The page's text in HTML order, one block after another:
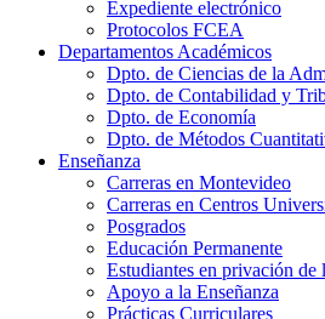
Expediente electrónico
Protocolos FCEA
Departamentos Académicos
Dpto. de Ciencias de la
Dpto. de Contabilidad y
Dpto. de Economía
Dpto. de Métodos
Enseñanza
Carreras en Montevideo
Carreras en Centros
Posgrados
Educación Permanente
Estudiantes en privación de
Apoyo a la Enseñanza
Prácticas Curriculares